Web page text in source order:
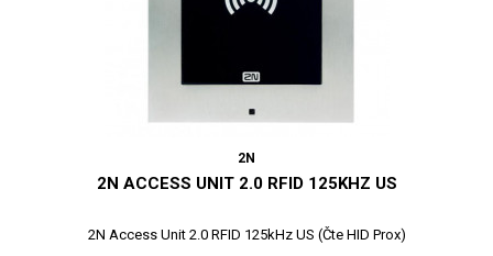
2N
2N ACCESS UNIT 2.0 RFID 125KHZ US
2N Access Unit 2.0 RFID 125kHz US (Čte HID Prox)